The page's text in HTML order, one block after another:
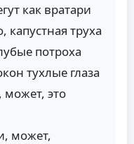
как вратари
труха
потроха
тухлые глаза
может, это
может,